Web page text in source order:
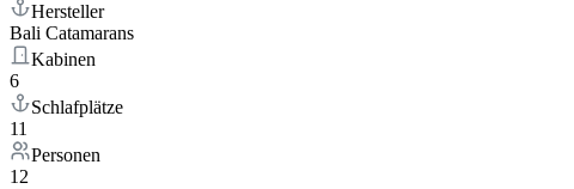
Hersteller
Bali Catamarans
Kabinen
6
Schlafplätze
11
Personen
12